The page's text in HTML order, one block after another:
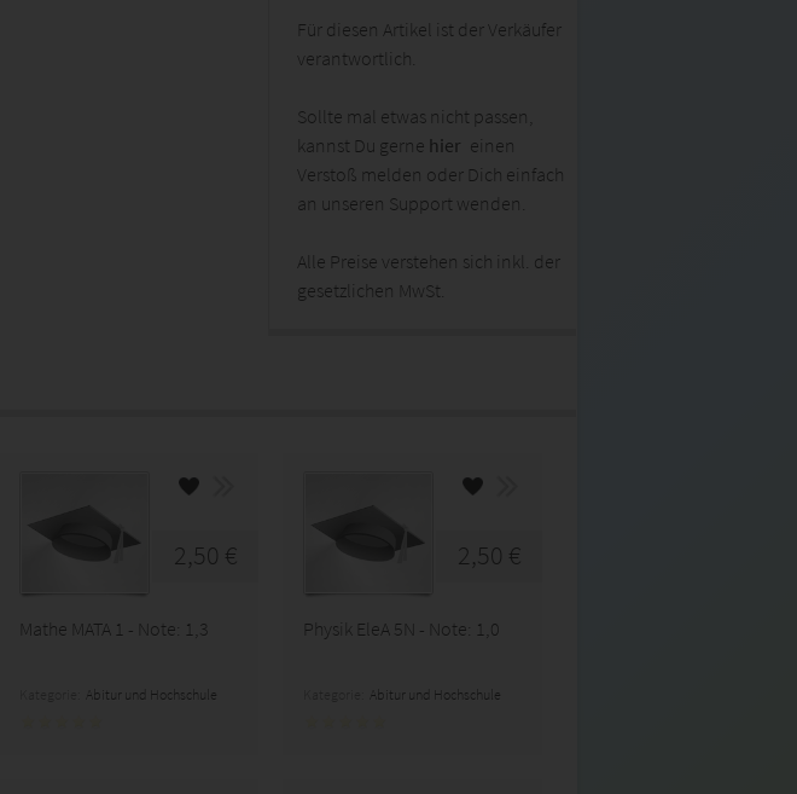
Für diesen Artikel ist der Verkäufer
verantwortlich.
Sollte mal etwas nicht passen,
kannst Du gerne hier einen
Verstoß melden oder Dich einfach
an unseren Support wenden.
Alle Preise verstehen sich inkl. der
gesetzlichen MwSt.
2,50 €
Mathe MATA 1 - Note: 1,3
Abitur und Hochschule
2,50 €
Physik EleA 5N - Note: 1,0
Abitur und Hochschule